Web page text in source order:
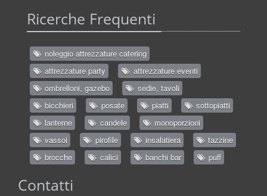
Ricerche Frequenti
noleggio attrezzature catering
attrezzature party
attrezzature eventi
ombrelloni, gazebo
sedie, tavoli
bicchieri
posate piatti
sottopiatti
lanterne
candele
monoporzioni
vassoi
pirofile insalatiera
tazzine
brocche
calici banchi bar puff
Contatti